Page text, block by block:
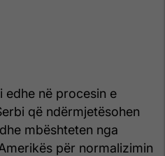
edhe në procesin e
që ndërmjetësohen
mbështeten nga
për normalizimin